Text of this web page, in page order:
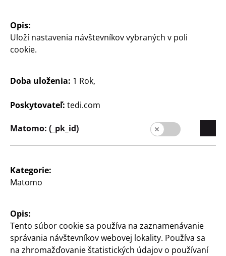
1 1
3 ks
Tvorenie a majstrovanie
Opis:
Uloží nastavenia návštevníkov vybraných v poli
cookie.
Doba uloženia: 1 Rok,
Poskytovateľ: tedi.com
Matomo: (_pk_id)
Kategorie:
Matomo
Opis:
Tento súbor cookie sa používa na zaznamenávanie
správania návštevníkov webovej lokality. Používa sa
na zhromažďovanie štatistických údajov o používaní